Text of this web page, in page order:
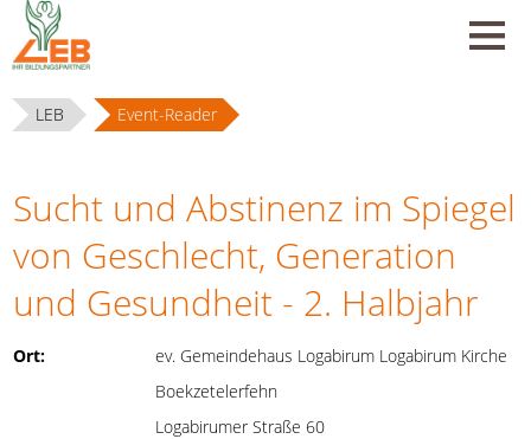
LEB Event-Reader
Sucht und Abstinenz im Spiegel
von Geschlecht, Generation
und Gesundheit - 2. Halbjahr
Ort:
ev. Gemeindehaus Logabirum Logabirum Kirche
Boekzetelerfehn
Logabirumer Straße 60